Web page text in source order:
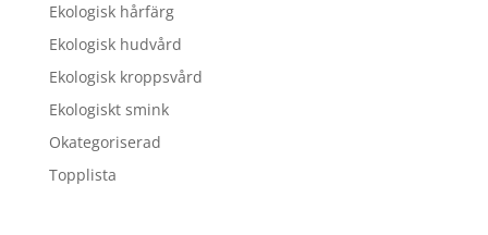
Ekologisk hårfärg
Ekologisk hudvård
Ekologisk kroppsvård
Ekologiskt smink
Okategoriserad
Topplista